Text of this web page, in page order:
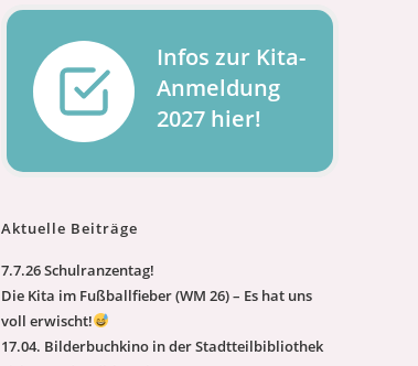
Infos zur Kita-
Anmeldung
2027 hier!
Aktuelle Beiträge
7.7.26 Schulranzentag!
Die Kita im Fußballfieber (WM 26) – Es hat uns
voll erwischt!
17.04. Bilderbuchkino in der Stadtteilbibliothek